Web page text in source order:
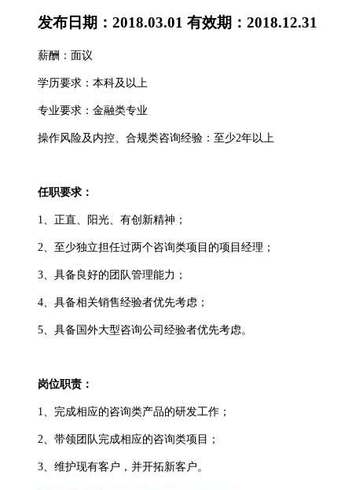
发布日期：2018.03.01 有效期：2018.12.31
薪酬：面议
学历要求：本科及以上
专业要求：金融类专业
操作风险及内控、合规类咨询经验：至少2年以上
任职要求：
1、正直、阳光、有创新精神；
2、至少独立担任过两个咨询类项目的项目经理；
3、具备良好的团队管理能力；
4、具备相关销售经验者优先考虑；
5、具备国外大型咨询公司经验者优先考虑。
岗位职责：
1、完成相应的咨询类产品的研发工作；
2、带领团队完成相应的咨询类项目；
3、维护现有客户，并开拓新客户。